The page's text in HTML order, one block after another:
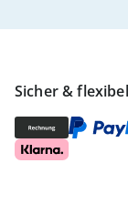
Sicher &